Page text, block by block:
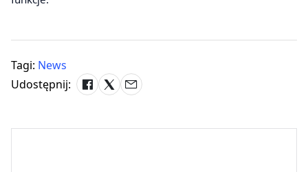
Tagi: News
Udostępnij: